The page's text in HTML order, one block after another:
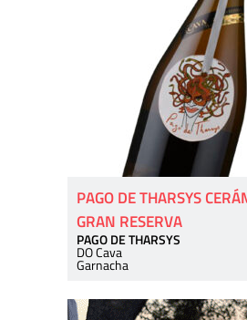
PAGO DE THARSYS
GRAN RESERVA
PAGO DE THARSYS
DO Cava
Garnacha